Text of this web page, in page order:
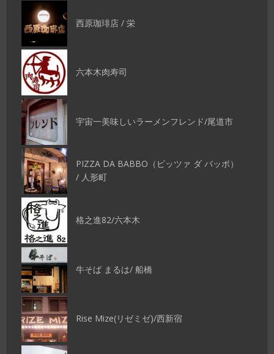
西原珈琲店 / 栄
六本木肉寿司
宇宙一美味しいラーメンフレンド/尾道市
PIZZA DA BABBO（ピッツァ ダ バッボ）
/ 人形町
格之進82/六本木
牛そば まるは/ 船橋
Rise Mize(リゼミゼ)/西新宿